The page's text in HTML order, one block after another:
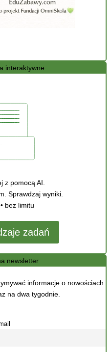
interaktywne
z pomocą AI.
Sprawdzaj wyniki.
bez limitu
zadań
newsletter
informacje o nowościach
na dwa tygodnie.